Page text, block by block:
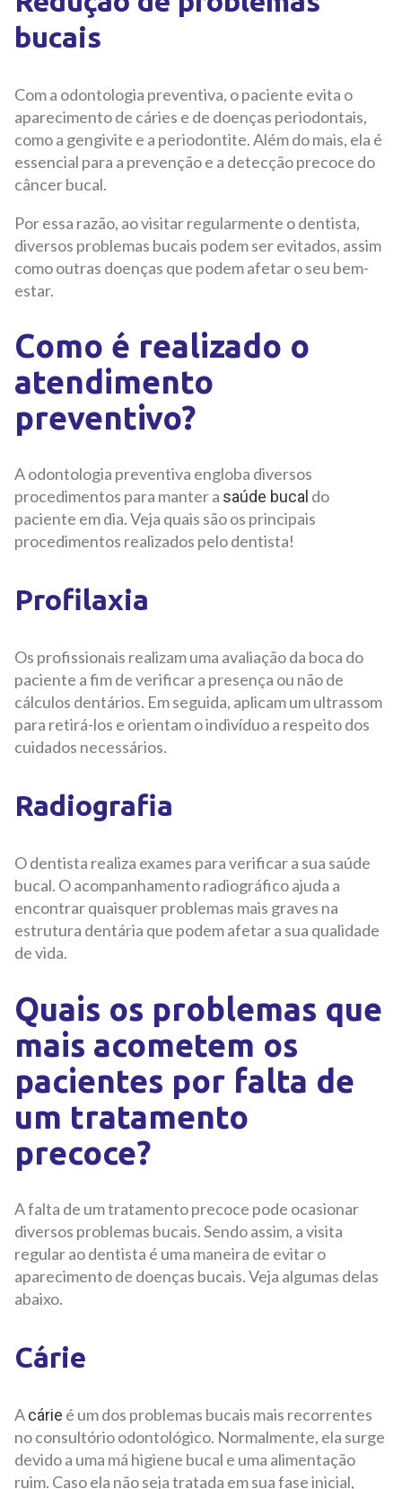
bucais
Com a odontologia preventiva, o paciente evita o
aparecimento de cáries e de doenças periodontais,
como a gengivite e a periodontite. Além do mais, ela é
essencial para a prevenção e a detecção precoce do
câncer bucal.
Por essa razão, ao visitar regularmente o dentista,
diversos problemas bucais podem ser evitados, assim
como outras doenças que podem afetar o seu bem-
estar.
Como é realizado o
atendimento
preventivo?
A odontologia preventiva engloba diversos
procedimentos para manter a saúde bucal do
paciente em dia. Veja quais são os principais
procedimentos realizados pelo dentista!
Profilaxia
Os profissionais realizam uma avaliação da boca do
paciente a fim de verificar a presença ou não de
cálculos dentários. Em seguida, aplicam um ultrassom
para retirá-los e orientam o indivíduo a respeito dos
cuidados necessários.
Radiografia
O dentista realiza exames para verificar a sua saúde
bucal. O acompanhamento radiográfico ajuda a
encontrar quaisquer problemas mais graves na
estrutura dentária que podem afetar a sua qualidade
de vida.
Quais os problemas que
mais acometem os
pacientes por falta de
um tratamento
precoce?
A falta de um tratamento precoce pode ocasionar
diversos problemas bucais. Sendo assim, a visita
regular ao dentista é uma maneira de evitar o
aparecimento de doenças bucais. Veja algumas delas
abaixo.
Cárie
Acárie é um dos problemas bucais mais recorrentes
no consultório odontológico. Normalmente, ela surge
devido a uma má higiene bucal e uma alimentação
ruim. Caso ela não seja tratada em sua fase inicial,